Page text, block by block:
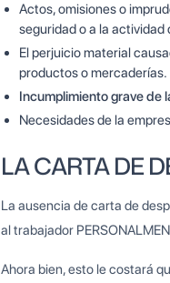
Actos, omisiones o
seguridad o a la actividad
El perjuicio material
productos o mercaderías.
Incumplimiento grave de
Necesidades de la
LA CARTA DE
La ausencia de carta de
al trabajador
Ahora bien, esto le costará